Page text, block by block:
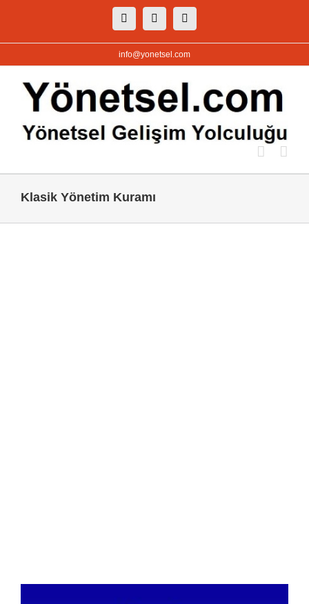
content
Facebook
X Instagram
info@yonetsel.com
Klasik Yönetim Kuramı